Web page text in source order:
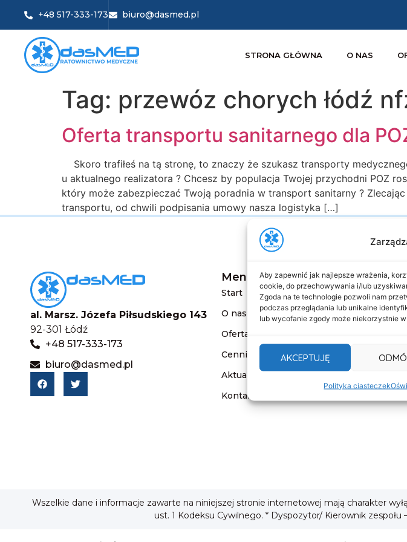
Aby zapewnić jak najlepsze wrażenia,
cookie, do przechowywania i/lub
Zgoda na te technologie pozwoli nam
podczas przeglądania lub unikalne
lub wycofanie zgody może niekorzystnie
AKCEPTUJĘ
Polityka ciasteczek
+48 517-333-173 biuro@dasmed.pl
STRONA GŁÓWNA O NAS
Tag: przewóz chorych łódź
Oferta transportu sanitarnego dla
Skoro trafiłeś na tą stronę, to znaczy że szukasz transporty
u aktualnego realizatora ? Chcesz by populacja Twojej przychodni POZ
który może zabezpieczać Twoją poradnia w transport sanitarny ?
transportu, od chwili podpisania umowy nasza logistyka […]
al. Marsz. Józefa Piłsudskiego 143
92-301 Łódź
+48 517-333-173
biuro@dasmed.pl
Menu
Start
O nas
Oferta
Cennik
Aktualności
Kontakt
Informacje
Deklaracja
Klauzula
Wszelkie dane i informacje zawarte na niniejszej stronie internetowej mają charakter
ust. 1 Kodeksu Cywilnego. * Dyspozytor/ Kierownik